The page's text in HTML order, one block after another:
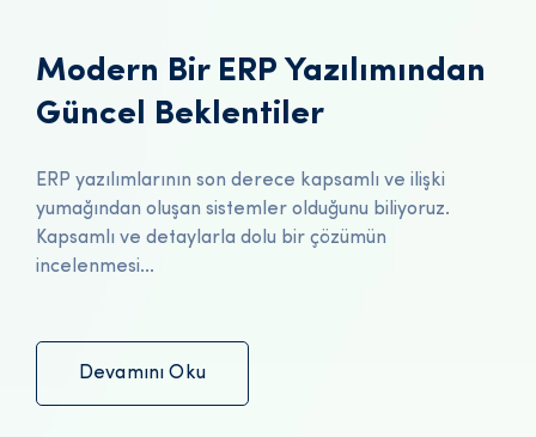
Modern Bir ERP Yazılımından
Güncel Beklentiler
ERP yazılımlarının son derece kapsamlı ve ilişki
yumağından oluşan sistemler olduğunu biliyoruz.
Kapsamlı ve detaylarla dolu bir çözümün
incelenmesi...
Devamını Oku